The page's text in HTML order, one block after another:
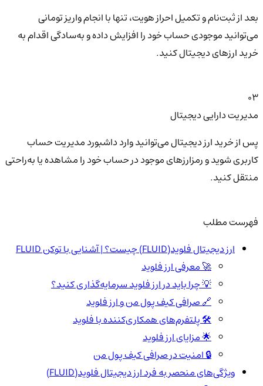
بعد از ثبت‌نام و تکمیل احراز هویت، تنها با انجام واریز تومانی
می‌توانید موجودی حساب خود را افزایش داده و به‌سادگی اقدام به
خرید ارزهای دیجیتال کنید.
03
مدیریت دارایی دیجیتال
پس از خرید ارز دیجیتال می‌توانید وارد داشبورد مدیریت حساب
کاربری شوید و رمزارزهای موجود در حساب خود را مشاهده یا به‌راحتی
منتقل کنید.
فهرست مطلب
ارز دیجیتال فلوید(FLUID) چیست؟ | آشنایی با توکن FLUID
🚀 معرفی ارز فلوید
💡 چرا باید در ارز فلوید سرمایه‌گذاری کنید؟
🔗 صرافی کیف پول من و ارز فلوید
🛠️ پلتفرم‌های همکاری‌کننده با فلوید
🌟 مزایای ارز فلوید
🔒 امنیت در صرافی کیف پول من
ویژگی‌های منحصر به فرد ارز دیجیتال فلوید(FLUID)